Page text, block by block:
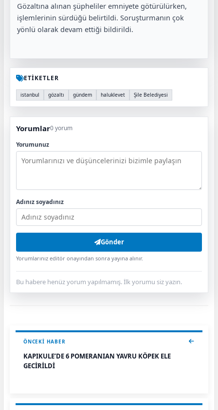
Gözaltına alınan şüpheliler emniyete götürülürken,
işlemlerinin sürdüğü belirtildi. Soruşturmanın çok
yönlü olarak devam ettiği bildirildi.
ETİKETLER
istanbul gözaltı gündem haluklevet Şile Belediyesi
Yorumlar0 yorum
Yorumunuz
Adınız soyadınız
Gönder
Yorumlarınız editör onayından sonra yayına alınır.
Bu habere henüz yorum yapılmamış. İlk yorumu siz yazın.
ÖNCEKI HABER
KAPIKULE’DE 6 POMERANIAN YAVRU KÖPEK ELE
GEÇİRİLDİ